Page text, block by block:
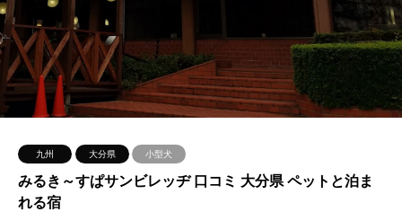
九州 大分県 小型犬
みるき～すぱサンビレッヂ 口コミ 大分県 ペットと泊ま
れる宿